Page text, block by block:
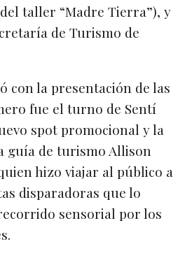
taller “Madre Tierra”), y
de Turismo de
con la presentación de las
fue el turno de Sentí
spot promocional y la
guía de turismo Allison
hizo viajar al público a
disparadoras que lo
sensorial por los